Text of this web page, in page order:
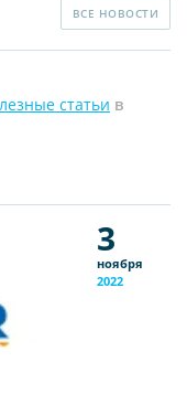
ВСЕ НОВОСТИ
статьи в
3
ноября
2022